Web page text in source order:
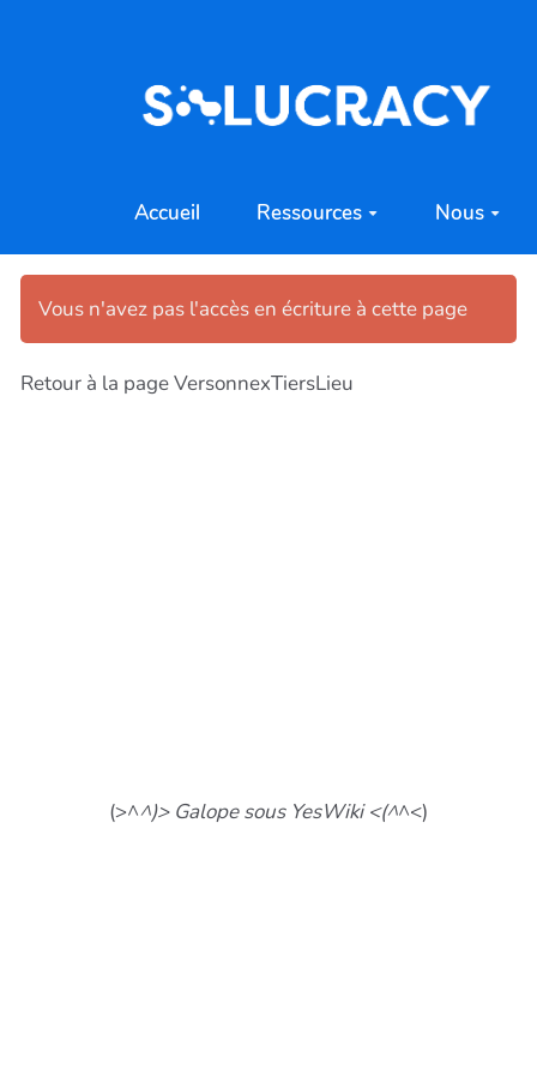
Accueil Ressources Nous
Vous n'avez pas l'accès en écriture à cette page
Retour à la page VersonnexTiersLieu
(>^^)> Galope sous YesWiki <(^^<)